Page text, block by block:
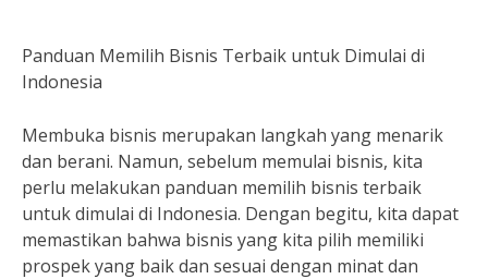
Panduan Memilih Bisnis Terbaik untuk Dimulai di
Indonesia
Membuka bisnis merupakan langkah yang menarik
dan berani. Namun, sebelum memulai bisnis, kita
perlu melakukan panduan memilih bisnis terbaik
untuk dimulai di Indonesia. Dengan begitu, kita dapat
memastikan bahwa bisnis yang kita pilih memiliki
prospek yang baik dan sesuai dengan minat dan